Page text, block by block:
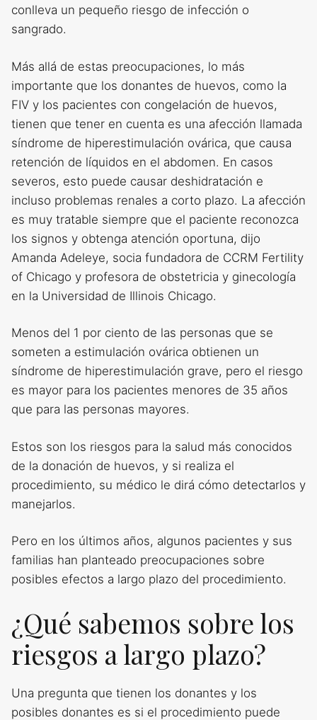
conlleva un pequeño riesgo de infección o
sangrado.
Más allá de estas preocupaciones, lo más
importante que los donantes de huevos, como la
FIV y los pacientes con congelación de huevos,
tienen que tener en cuenta es una afección llamada
síndrome de hiperestimulación ovárica, que causa
retención de líquidos en el abdomen. En casos
severos, esto puede causar deshidratación e
incluso problemas renales a corto plazo. La afección
es muy tratable siempre que el paciente reconozca
los signos y obtenga atención oportuna, dijo
Amanda Adeleye, socia fundadora de CCRM Fertility
of Chicago y profesora de obstetricia y ginecología
en la Universidad de Illinois Chicago.
Menos del 1 por ciento de las personas que se
someten a estimulación ovárica obtienen un
síndrome de hiperestimulación grave, pero el riesgo
es mayor para los pacientes menores de 35 años
que para las personas mayores.
Estos son los riesgos para la salud más conocidos
de la donación de huevos, y si realiza el
procedimiento, su médico le dirá cómo detectarlos y
manejarlos.
Pero en los últimos años, algunos pacientes y sus
familias han planteado preocupaciones sobre
posibles efectos a largo plazo del procedimiento.
¿Qué sabemos sobre los
riesgos a largo plazo?
Una pregunta que tienen los donantes y los
posibles donantes es si el procedimiento puede